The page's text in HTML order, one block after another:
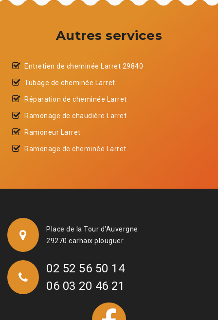
Autres services
Entretien de cheminée Larret 29840
Tubage de cheminée Larret
Réparation de cheminée Larret
Ramonage de chaudière Larret
Ramoneur Larret
Ramonage de cheminée Larret
Place de la Tour d'Auvergne
29270 carhaix plouguer
02 52 56 50 14
06 03 20 46 21